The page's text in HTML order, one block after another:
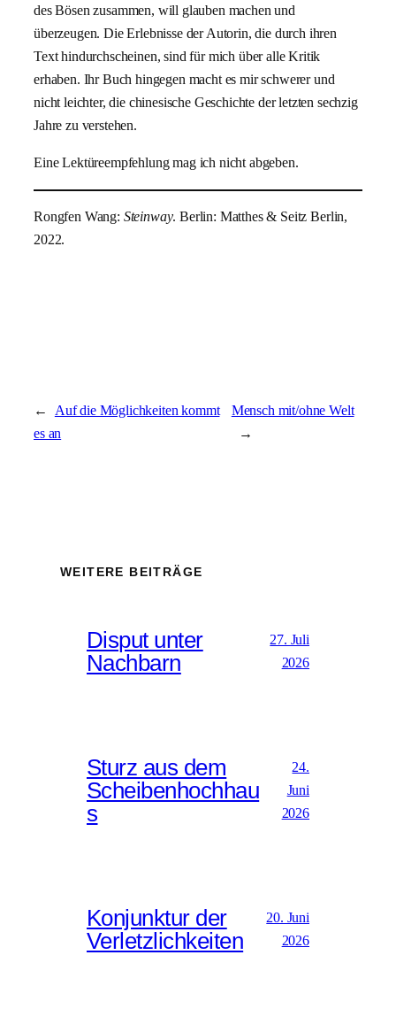
des Bösen zusammen, will glauben machen und
überzeugen. Die Erlebnisse der Autorin, die durch ihren
Text hindurchscheinen, sind für mich über alle Kritik
erhaben. Ihr Buch hingegen macht es mir schwerer und
nicht leichter, die chinesische Geschichte der letzten sechzig
Jahre zu verstehen.
Eine Lektüreempfehlung mag ich nicht abgeben.
Rongfen Wang: Steinway. Berlin: Matthes & Seitz Berlin,
2022.
←
Auf die Möglichkeiten kommt
es an
Mensch mit/ohne Welt
→
WEITERE BEITRÄGE
Disput unter
Nachbarn
27. Juli
2026
Sturz aus dem
Scheibenhochhau
s
24.
Juni
2026
Konjunktur der
Verletzlichkeiten
20. Juni
2026